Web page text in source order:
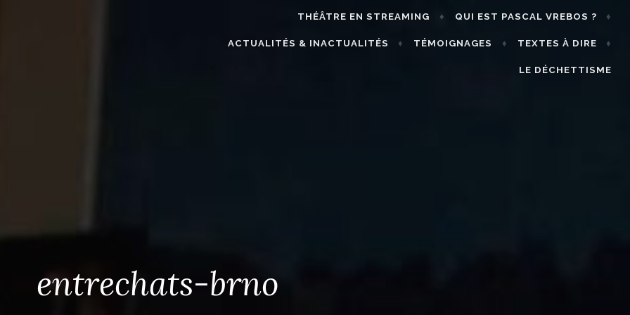
THÉÂTRE EN STREAMING QUI EST PASCAL VREBOS ?
ACTUALITÉS & INACTUALITÉS TÉMOIGNAGES TEXTES À DIRE
LE DÉCHETTISME
entrechats-brno